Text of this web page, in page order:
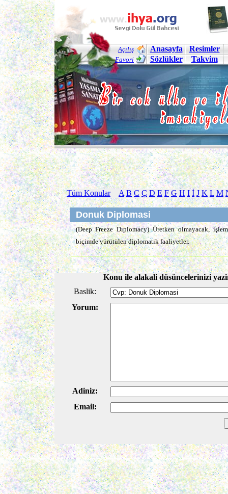
Açılış
Favori
Anasayfa
Resimler
Sözlükler
Takvim
Tüm Konular A B C Ç D E F G H I İ J K L M
Donuk Diplomasi
(Deep Freeze Dıplomacy) Üretken ol­mayacak,
biçimde yü­rütülen diplomatik faaliyetler.
Konu ile alakali düsüncelerinizi
Baslik:
Yorum:
Adiniz:
Email: